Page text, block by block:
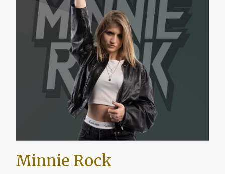
Minnie Rock